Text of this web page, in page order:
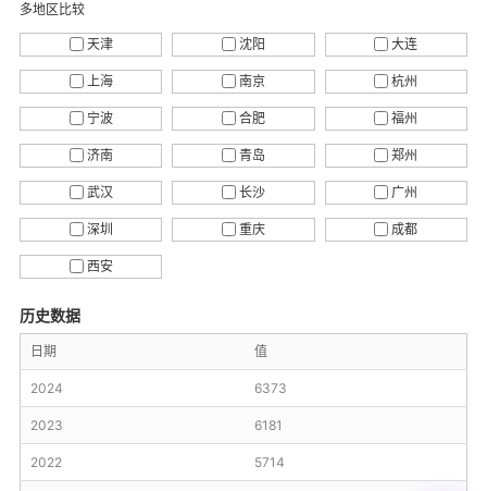
多地区比较
天津 沈阳 大连
上海 南京 杭州
宁波 合肥 福州
济南 青岛 郑州
武汉 长沙 广州
深圳 重庆 成都
西安
历史数据
日期 值
2024 6373
2023 6181
2022 5714